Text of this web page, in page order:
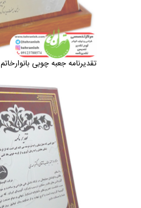
تقدیرنامه جعبه چوبی بانوارخاتم